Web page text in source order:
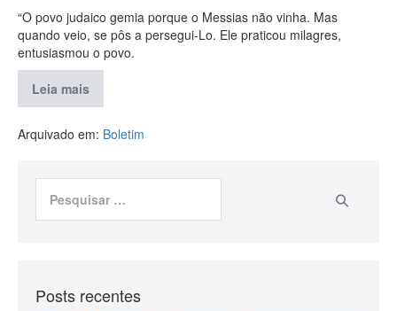
“O povo judaico gemia porque o Messias não vinha. Mas
quando veio, se pôs a persegui-Lo. Ele praticou milagres,
entusiasmou o povo.
Leia mais
Arquivado em: Boletim
Posts recentes